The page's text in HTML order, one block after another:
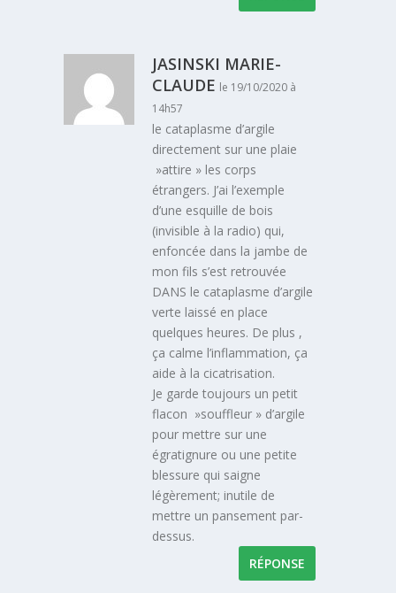
JASINSKI MARIE-
CLAUDE le 19/10/2020 à
14h57
le cataplasme d’argile
directement sur une plaie
»attire » les corps
étrangers. J’ai l’exemple
d’une esquille de bois
(invisible à la radio) qui,
enfoncée dans la jambe de
mon fils s’est retrouvée
DANS le cataplasme d’argile
verte laissé en place
quelques heures. De plus ,
ça calme l’inflammation, ça
aide à la cicatrisation.
Je garde toujours un petit
flacon »souffleur » d’argile
pour mettre sur une
égratignure ou une petite
blessure qui saigne
légèrement; inutile de
mettre un pansement par-
dessus.
RÉPONSE